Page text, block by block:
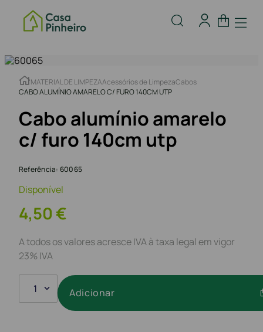
MATERIAL DE LIMPEZAAcessórios de LimpezaCabos
CABO ALUMÍNIO AMARELO C/ FURO 140CM UTP
Cabo alumínio amarelo
c/ furo 140cm utp
Referência: 60065
Disponível
4,50€
A todos os valores acresce IVA à taxa legal em vigor
23% IVA
1 Adicionar